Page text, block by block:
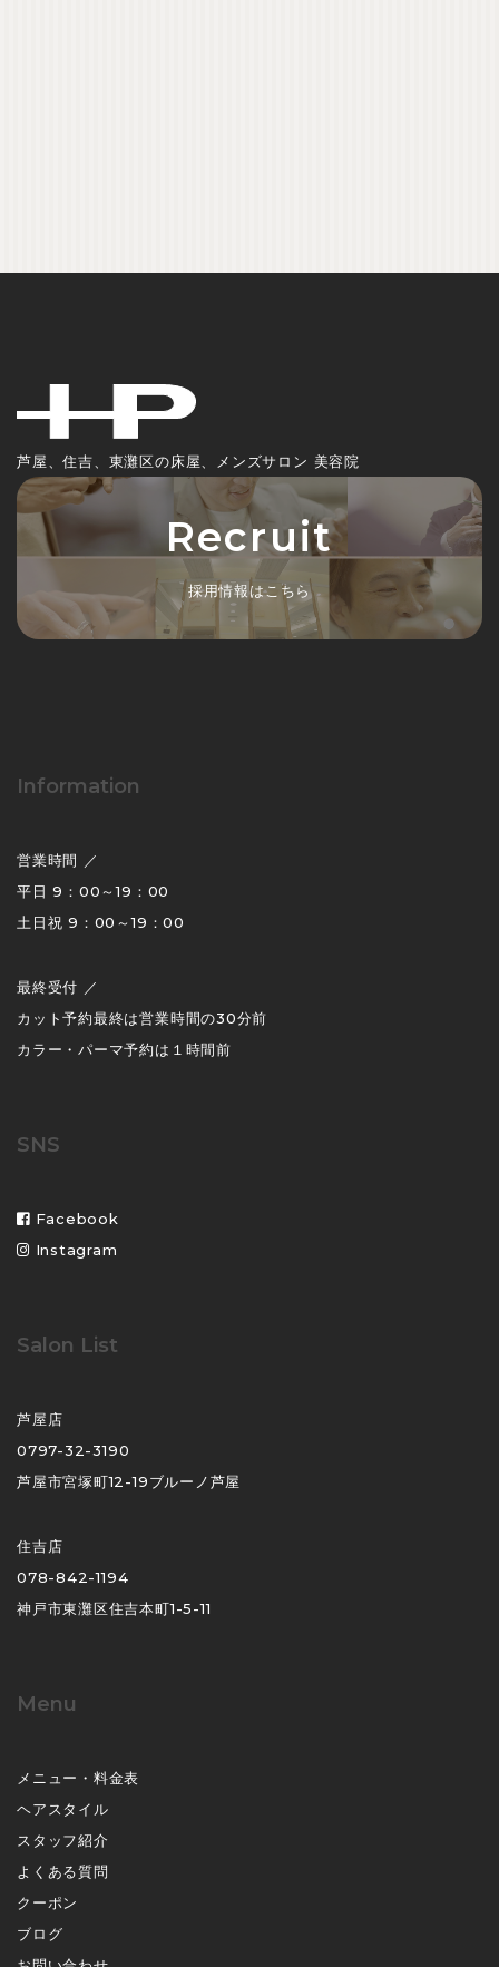
芦屋、住吉、東灘区の床屋、メンズサロン 美容院
Recruit
採用情報はこちら
Information
営業時間 ／
平日 9：00～19：00
土日祝 9：00～19：00
最終受付 ／
カット予約最終は営業時間の30分前
カラー・パーマ予約は１時間前
SNS
Facebook
Instagram
Salon List
芦屋店
0797-32-3190
芦屋市宮塚町12-19ブルーノ芦屋
住吉店
078-842-1194
神戸市東灘区住吉本町1-5-11
Menu
メニュー・料金表
ヘアスタイル
スタッフ紹介
よくある質問
クーポン
ブログ